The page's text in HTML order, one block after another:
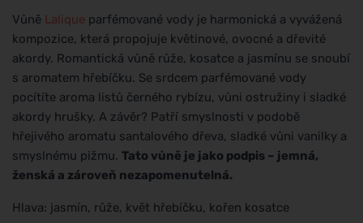
Vůně Lalique parfémované vody je harmonická a vyvážená
kompozice, která propojuje květinové, ovocné a dřevité
akordy. Romantická vůně růže, kosatce a jasmínu se snoubí
s aromatem hřebíčku. Se srdcem parfémované vody
pocítíte aroma listů černého rybízu, vůni ostružiny i sladké
akordy hrušky. A závěr? Patří smyslnosti v podobě
hřejivého aromatu santalového dřeva, sladké vůni vanilky a
smyslnému pižmu. Tato vůně je jako podpis – jemná,
ženská a zároveň nezapomenutelná.
Hlava: jasmín, růže, květ hřebíčku, kořen kosatce